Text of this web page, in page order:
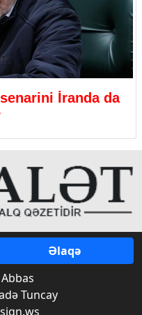
İranda da
Əlaqə
Tuncay